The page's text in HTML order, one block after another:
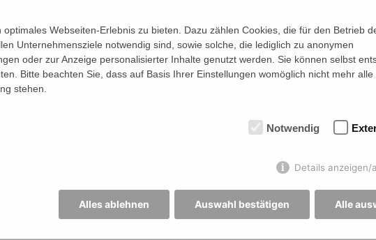
ehemalige MG-Schüler Jonas Schlagowsky kehrt für
alte Schule zurück. Gemeinsam mit der Dramaturgin Julie
Felix Worpenberg hat er ein Theaterstück entwickelt, das
von Fritz Levy erzählt. Levy war ein jüdischer Viehhändler
Webseiten-Erlebnis zu bieten. Dazu zählen Cookies, die für den Betrieb
Unternehmensziele notwendig sind, sowie solche, die lediglich zu anonymen
oder zur Anzeige personalisierter Inhalte genutzt werden. Sie können selbst
Bitte beachten Sie, dass auf Basis Ihrer Einstellungen womöglich nicht mehr alle
stehen.
Notwendig
Details anzeigen/
Alles ablehnen Auswahl bestätigen Alle